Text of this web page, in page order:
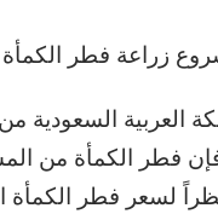
زراعة فطر الكمأة
العربية السعودية
فطر الكمأة من
لسعر فطر الكمأة